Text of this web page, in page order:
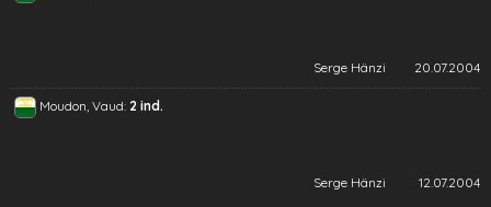
Serge Hänzi 20.07.2004
Moudon, Vaud: 2 ind.
Serge Hänzi 12.07.2004